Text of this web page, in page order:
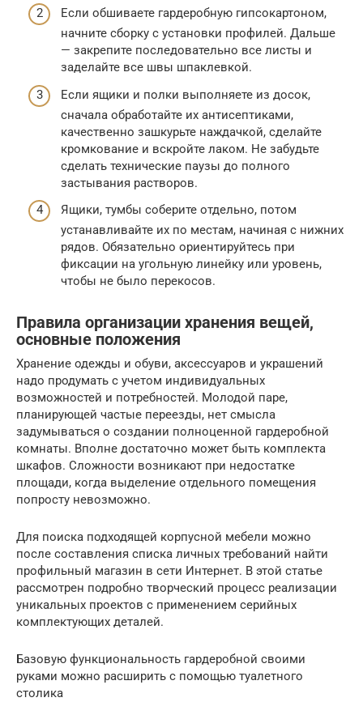
Если обшиваете гардеробную гипсокартоном,
начните сборку с установки профилей. Дальше
— закрепите последовательно все листы и
заделайте все швы шпаклевкой.
Если ящики и полки выполняете из досок,
сначала обработайте их антисептиками,
качественно зашкурьте наждачкой, сделайте
кромкование и вскройте лаком. Не забудьте
сделать технические паузы до полного
застывания растворов.
Ящики, тумбы соберите отдельно, потом
устанавливайте их по местам, начиная с нижних
рядов. Обязательно ориентируйтесь при
фиксации на угольную линейку или уровень,
чтобы не было перекосов.
Правила организации хранения вещей,
основные положения
Хранение одежды и обуви, аксессуаров и украшений
надо продумать с учетом индивидуальных
возможностей и потребностей. Молодой паре,
планирующей частые переезды, нет смысла
задумываться о создании полноценной гардеробной
комнаты. Вполне достаточно может быть комплекта
шкафов. Сложности возникают при недостатке
площади, когда выделение отдельного помещения
попросту невозможно.
Для поиска подходящей корпусной мебели можно
после составления списка личных требований найти
профильный магазин в сети Интернет. В этой статье
рассмотрен подробно творческий процесс реализации
уникальных проектов с применением серийных
комплектующих деталей.
Базовую функциональность гардеробной своими
руками можно расширить с помощью туалетного
столика